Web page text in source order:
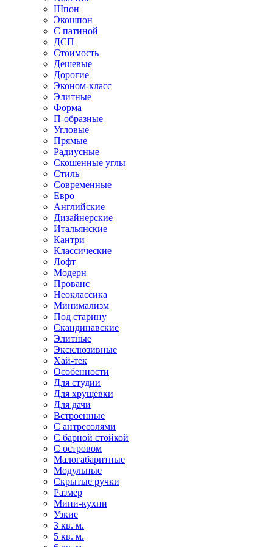
Шпон
Экошпон
С патиной
ДСП
Стоимость
Дешевые
Дорогие
Эконом-класс
Элитные
Форма
П-образные
Угловые
Прямые
Радиусные
Скошенные углы
Стиль
Современные
Евро
Английские
Дизайнерские
Итальянские
Кантри
Классические
Лофт
Модерн
Прованс
Неоклассика
Минимализм
Под старину
Скандинавские
Элитные
Эксклюзивные
Хай-тек
Особенности
Для студии
Для хрущевки
Для дачи
Встроенные
С антресолями
С барной стойкой
С островом
Малогабаритные
Модульные
Скрытые ручки
Размер
Мини-кухни
Узкие
3 кв. м.
5 кв. м.